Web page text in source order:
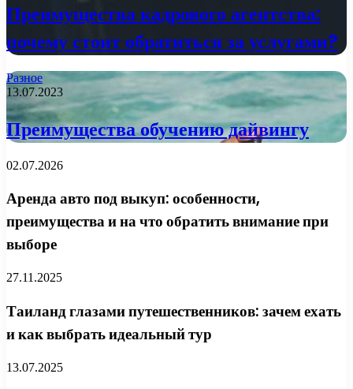
Преимущества кадрового агентства:
почему стоит обратиться за услугами?
Разное
13.07.2023
Преимущества обучению дайвингу
02.07.2026
Аренда авто под выкуп: особенности,
преимущества и на что обратить внимание при
выборе
27.11.2025
Таиланд глазами путешественников: зачем ехать
и как выбрать идеальный тур
13.07.2025